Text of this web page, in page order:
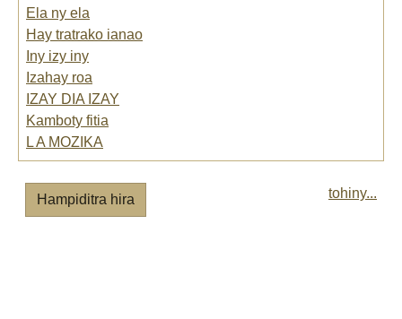
Ela ny ela
Hay tratrako ianao
Iny izy iny
Izahay roa
IZAY DIA IZAY
Kamboty fitia
L A MOZIKA
Hampiditra hira tohiny...